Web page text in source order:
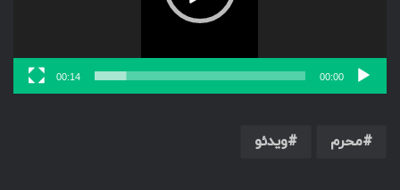
00:00
00:14
محرم ویدئو